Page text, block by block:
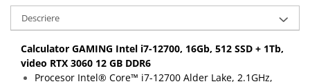
Descriere
Calculator GAMING Intel i7-12700, 16Gb, 512 SSD + 1Tb,
video RTX 3060 12 GB DDR6
Procesor Intel® Core™ i7-12700 Alder Lake, 2.1GHz,